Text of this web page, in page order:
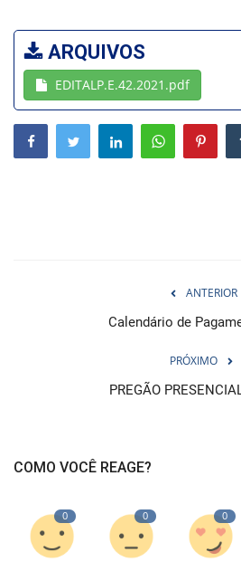
Webmail
Contato
ARQUIVOS
EDITALP.E.42.2021.pdf
ANTERIOR
Calendário de
PRÓXIMO
PREGÃO
COMO VOCÊ REAGE?
0 0 0